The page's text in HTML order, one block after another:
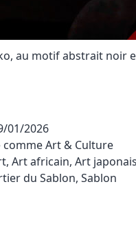
au motif abstrait noir
01/2026
commeArt & Culture
, Art africain, Art japonais
du Sablon, Sablon